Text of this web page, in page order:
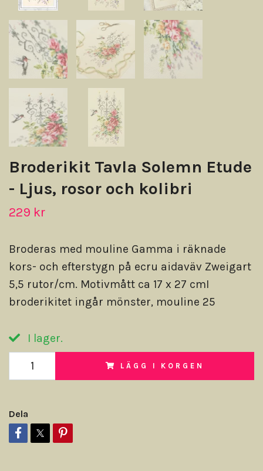
Broderikit Tavla Solemn Etude
- Ljus, rosor och kolibri
229 kr
Broderas med mouline Gamma i räknade
kors- och efterstygn på ecru aidaväv Zweigart
5,5 rutor/cm. Motivmått ca 17 x 27 cmI
broderikitet ingår mönster, mouline 25
I lager.
LÄGG I KORGEN
Dela